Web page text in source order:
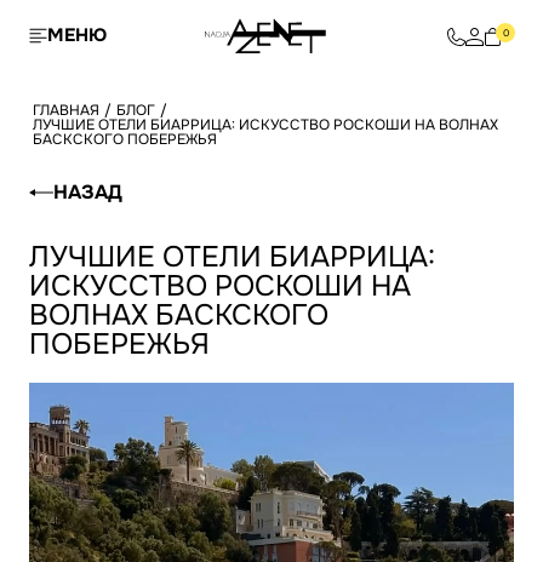
МЕНЮ 0
ГЛАВНАЯ / БЛОГ /
ЛУЧШИЕ ОТЕЛИ БИАРРИЦА: ИСКУССТВО РОСКОШИ НА ВОЛНАХ
БАСКСКОГО ПОБЕРЕЖЬЯ
НАЗАД
ЛУЧШИЕ ОТЕЛИ БИАРРИЦА:
ИСКУССТВО РОСКОШИ НА
ВОЛНАХ БАСКСКОГО
ПОБЕРЕЖЬЯ